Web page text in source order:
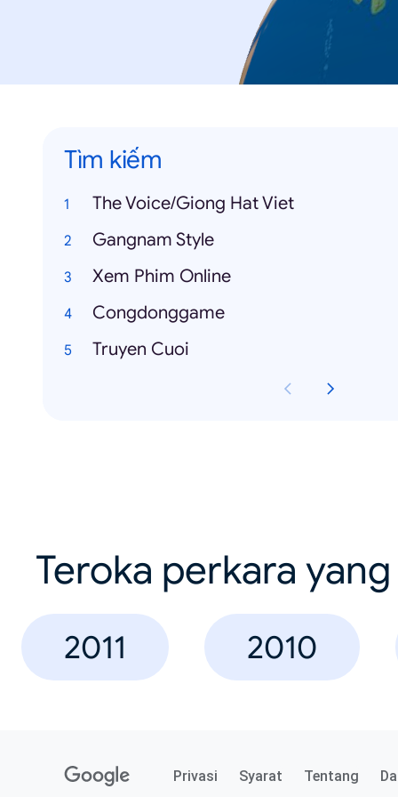
Tìm kiếm
The Voice/Giong Hat Viet
Gangnam Style
Xem Phim Online
Congdonggame
Truyen Cuoi
Teroka perkara
2011 2010
Privasi Syarat Tentang